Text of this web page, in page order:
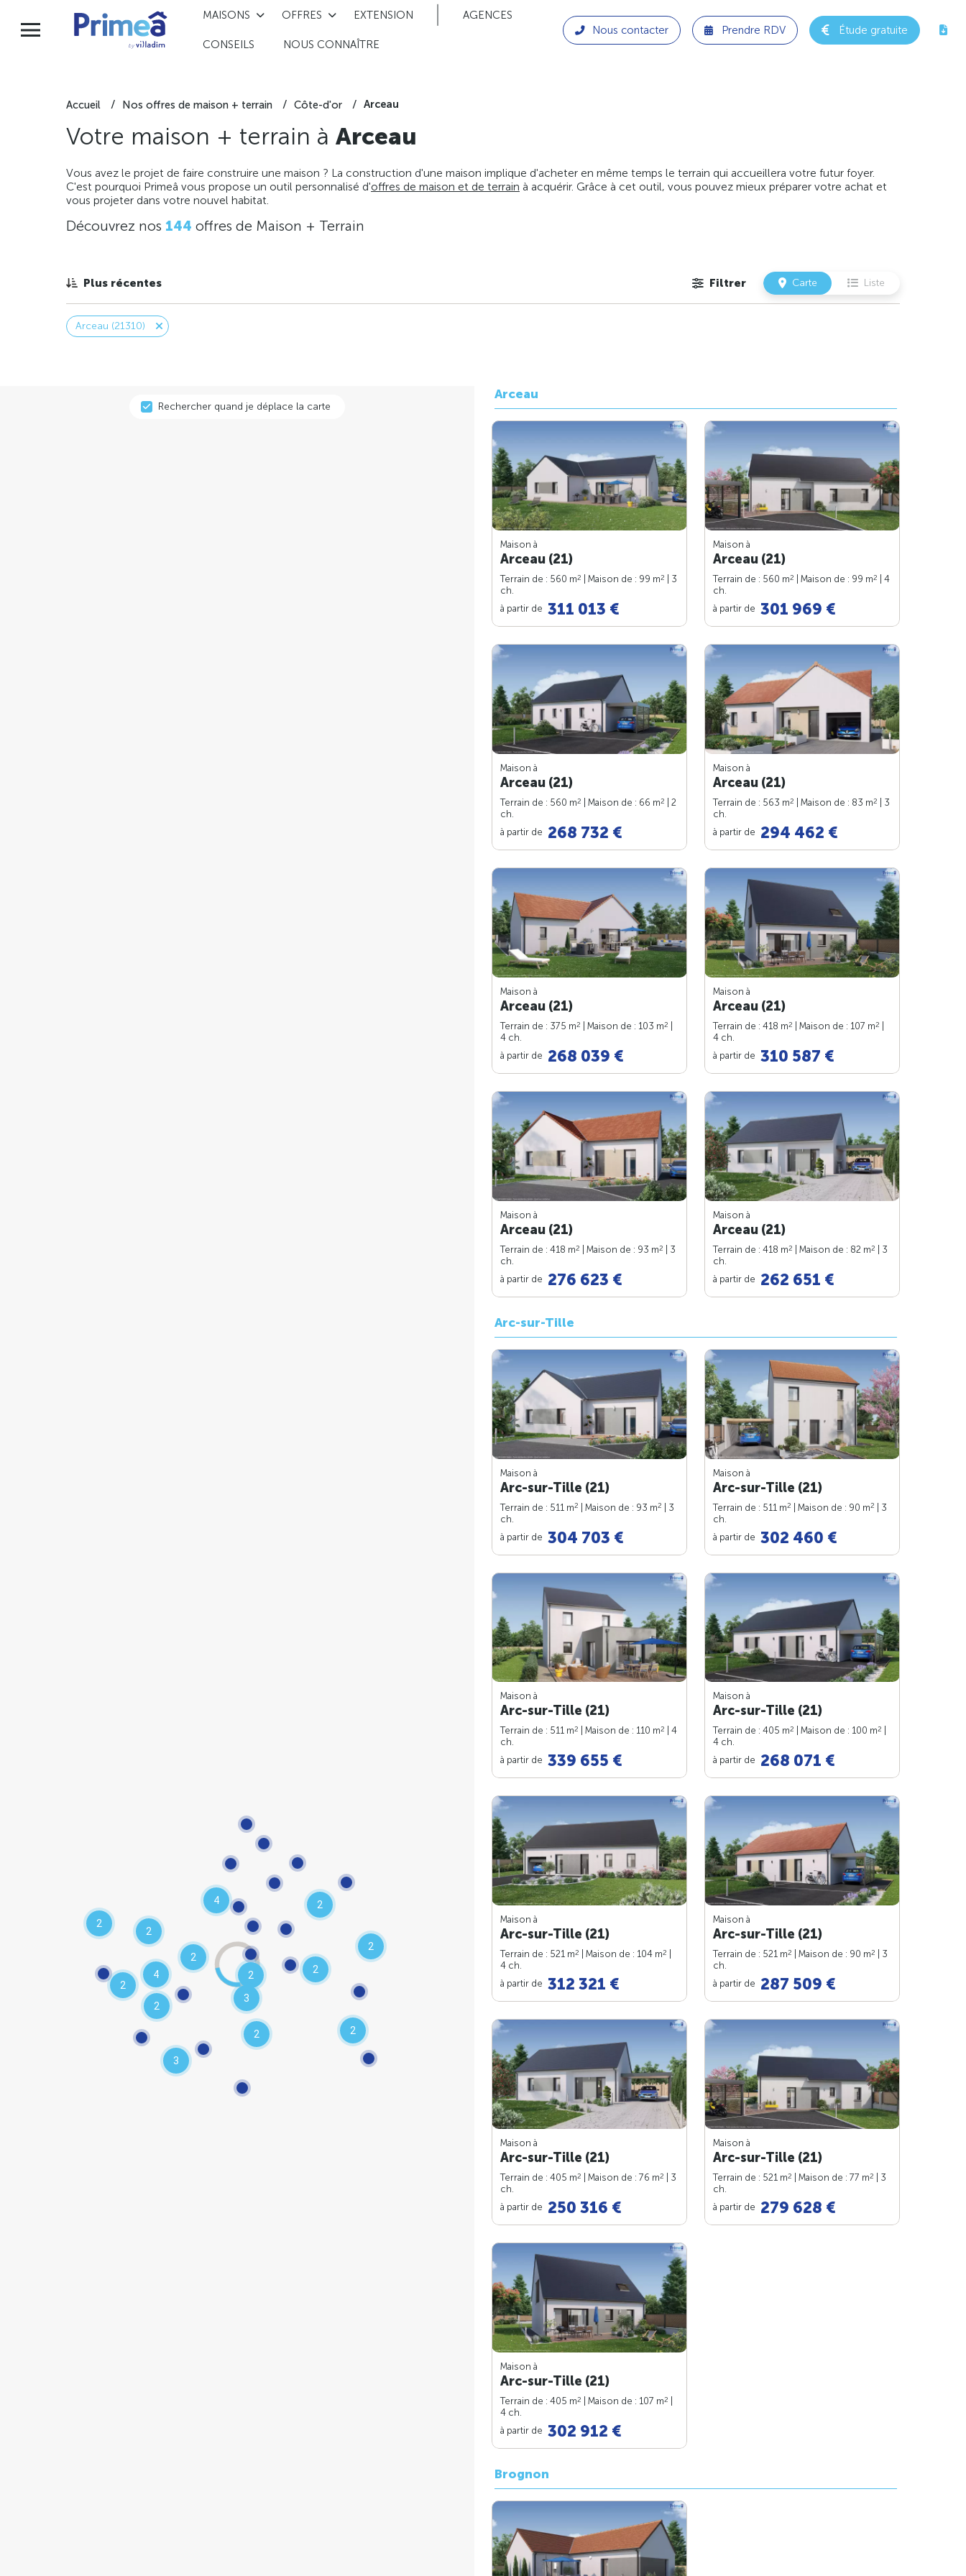
MAISONS OFFRES EXTENSION AGENCES
CONSEILS NOUS CONNAÎTRE
Nous contacter Prendre RDV Étude gratuite
Accueil Nos offres de maison + terrain Côte-d'or Arceau
Votre maison + terrain à Arceau
Vous avez le projet de faire construire une maison ? La construction d'une maison implique d'acheter en même temps le terrain qui accueillera votre futur foyer.
C'est pourquoi Primeâ vous propose un outil personnalisé d'offres de maison et de terrain à acquérir. Grâce à cet outil, vous pouvez mieux préparer votre achat et
vous projeter dans votre nouvel habitat.
Découvrez nos 144 offres de Maison + Terrain
Plus récentes Filtrer Carte Liste
Arceau (21310)
2
2
2
4
4
2
3
2
2
2
3
2
2
2
2
Rechercher quand je déplace la carte
Arceau
Maison à
Arceau (21)
Terrain de : 560 m2 | Maison de : 99 m2
| 3
ch.
à partir de 311 013 €
Maison à
Arceau (21)
Terrain de : 560 m2 | Maison de : 99 m2
| 4
ch.
à partir de 301 969 €
Maison à
Arceau (21)
Terrain de : 560 m2 | Maison de : 66 m2
| 2
ch.
à partir de 268 732 €
Maison à
Arceau (21)
Terrain de : 563 m2 | Maison de : 83 m2
| 3
ch.
à partir de 294 462 €
Maison à
Arceau (21)
Terrain de : 375 m2 | Maison de : 103 m2
4 ch.
à partir de 268 039 €
Maison à
Arceau (21)
Terrain de : 418 m2 | Maison de : 107 m2
4 ch.
à partir de 310 587 €
Maison à
Arceau (21)
Terrain de : 418 m2 | Maison de : 93 m2
| 3
ch.
à partir de 276 623 €
Maison à
Arceau (21)
Terrain de : 418 m2 | Maison de : 82 m2
| 3
ch.
à partir de 262 651 €
Arc-sur-Tille
Maison à
Arc-sur-Tille (21)
Terrain de : 511 m2 | Maison de : 93 m2
| 3
ch.
à partir de 304 703 €
Maison à
Arc-sur-Tille (21)
Terrain de : 511 m2 | Maison de : 90 m2
| 3
ch.
à partir de 302 460 €
Maison à
Arc-sur-Tille (21)
Terrain de : 511 m2 | Maison de : 110 m2
| 4
ch.
à partir de 339 655 €
Maison à
Arc-sur-Tille (21)
Terrain de : 405 m2 | Maison de : 100 m2
4 ch.
à partir de 268 071 €
Maison à
Arc-sur-Tille (21)
Terrain de : 521 m2 | Maison de : 104 m2
4 ch.
à partir de 312 321 €
Maison à
Arc-sur-Tille (21)
Terrain de : 521 m2 | Maison de : 90 m2
| 3
ch.
à partir de 287 509 €
Maison à
Arc-sur-Tille (21)
Terrain de : 405 m2 | Maison de : 76 m2
| 3
ch.
à partir de 250 316 €
Maison à
Arc-sur-Tille (21)
Terrain de : 521 m2 | Maison de : 77 m2
| 3
ch.
à partir de 279 628 €
Maison à
Arc-sur-Tille (21)
Terrain de : 405 m2 | Maison de : 107 m2
4 ch.
à partir de 302 912 €
Brognon